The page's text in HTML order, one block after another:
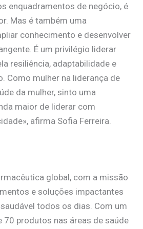
enquadramentos de negócio, é
Mas é também uma
conhecimento e desenvolver
É um privilégio liderar
resiliência, adaptabilidade e
Como mulher na liderança de
da mulher, sinto uma
maior de liderar com
afirma Sofia Ferreira.
global, com a missão
e soluções impactantes
todos os dias. Com um
produtos nas áreas de saúde